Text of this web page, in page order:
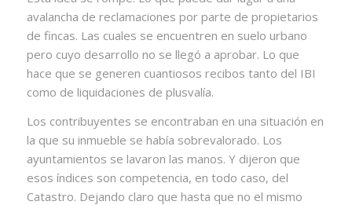
avalancha de reclamaciones por parte de propietarios
de fincas. Las cuales se encuentren en suelo urbano
pero cuyo desarrollo no se llegó a aprobar. Lo que
hace que se generen cuantiosos recibos tanto del IBI
como de liquidaciones de plusvalía.
Los contribuyentes se encontraban en una situación en
la que su inmueble se había sobrevalorado. Los
ayuntamientos se lavaron las manos. Y dijeron que
esos índices son competencia, en todo caso, del
Catastro. Dejando claro que hasta que no el mismo